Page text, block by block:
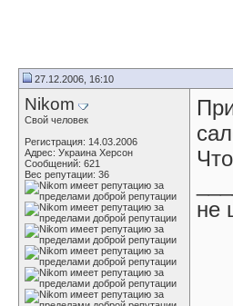
27.12.2006, 16:10
Nikom
Свой человек
Регистрация: 14.03.2006
Адрес: Украина Херсон
Сообщений: 621
Вес репутации: 36
не